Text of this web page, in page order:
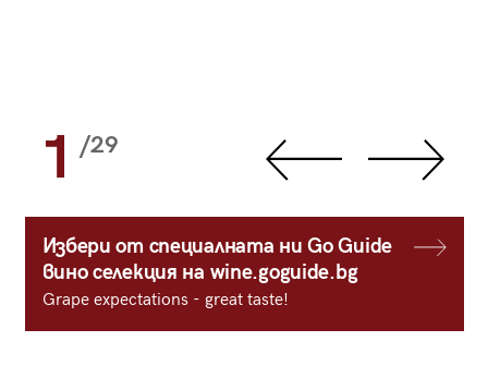
1 /29
Избери от специалната ни Go Guide
вино селекция на wine.goguide.bg
Grape expectations - great taste!